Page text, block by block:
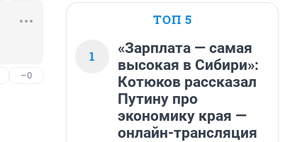
–0
ТОП 5
1
«Зарплата — самая
высокая в Сибири»:
Котюков рассказал
Путину про
экономику края —
онлайн-трансляция